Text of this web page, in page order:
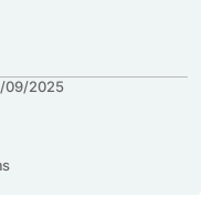
09/2025